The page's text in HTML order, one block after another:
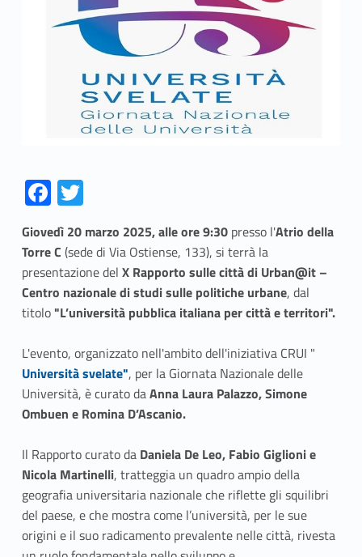
Fa
ce
b
o
o
k
T
w
itt
er
Giovedì 20 marzo 2025, alle ore 9:30presso l'Atrio della
Torre C (sede di Via Ostiense, 133), si terrà la
presentazione del X Rapporto sulle città di Urban@it –
Centro nazionale di studi sulle politiche urbane, dal
titolo "L’università pubblica italiana per città e territori".
L'evento, organizzato nell'ambito dell'iniziativa CRUI "
Università svelate", per la Giornata Nazionale delle
Università, è curato daAnna Laura Palazzo, Simone
Ombuen e Romina D’Ascanio.
Il Rapporto curato da Daniela De Leo, Fabio Giglioni e
Nicola Martinelli, tratteggia un quadro ampio della
geografia universitaria nazionale che riflette gli squilibri
del paese, e che mostra come l’università, per le sue
origini e il suo radicamento prevalente nelle città, rivesta